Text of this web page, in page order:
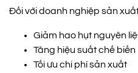
Đối với doanh nghiệp sản
Giảm hao hụt nguyên
Tăng hiệu suất chế biến
Tối ưu chi phí sản xuất